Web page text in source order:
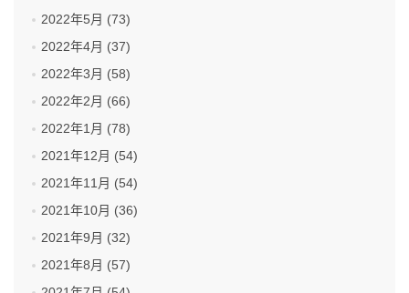
2022年5月 (73)
2022年4月 (37)
2022年3月 (58)
2022年2月 (66)
2022年1月 (78)
2021年12月 (54)
2021年11月 (54)
2021年10月 (36)
2021年9月 (32)
2021年8月 (57)